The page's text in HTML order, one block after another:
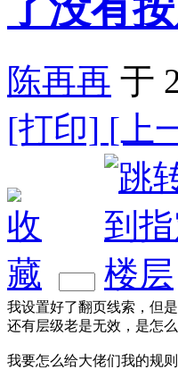
陈再再 于
[打印] [上
我设置好了翻页线索，但
还有层级老是无效，是怎么
我要怎么给大佬们我的规